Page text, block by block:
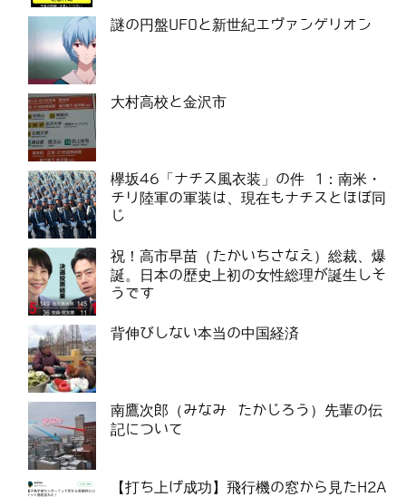
謎の円盤UFOと新世紀エヴァンゲリオン
大村高校と金沢市
欅坂46「ナチス風衣装」の件 1：南米・
チリ陸軍の軍装は、現在もナチスとほぼ同
じ
祝！高市早苗（たかいちさなえ）総裁、爆
誕。日本の歴史上初の女性総理が誕生しそ
うです
背伸びしない本当の中国経済
南鷹次郎（みなみ たかじろう）先輩の伝
記について
【打ち上げ成功】飛行機の窓から見たH2A